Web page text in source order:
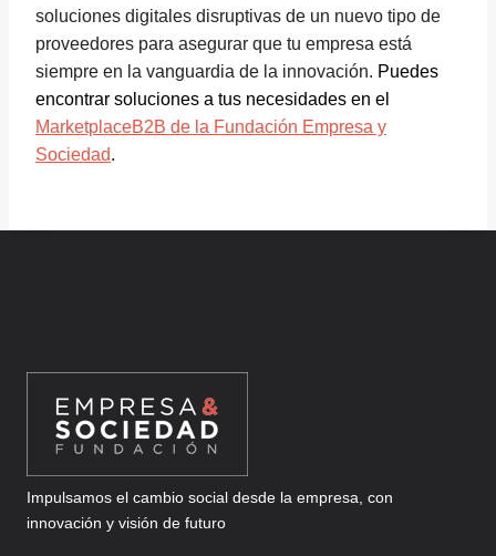
soluciones digitales disruptivas de un nuevo tipo de
proveedores para asegurar que tu empresa está
siempre en la vanguardia de la innovación. Puedes
encontrar soluciones a tus necesidades en el
MarketplaceB2B de la Fundación Empresa y
Sociedad.
Impulsamos el cambio social desde la empresa, con
innovación y visión de futuro